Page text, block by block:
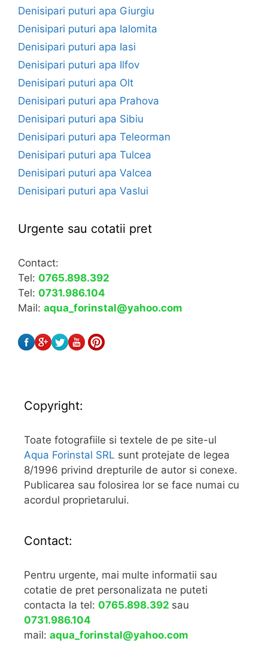
Denisipari puturi apa Giurgiu
Denisipari puturi apa Ialomita
Denisipari puturi apa Iasi
Denisipari puturi apa Ilfov
Denisipari puturi apa Olt
Denisipari puturi apa Prahova
Denisipari puturi apa Sibiu
Denisipari puturi apa Teleorman
Denisipari puturi apa Tulcea
Denisipari puturi apa Valcea
Denisipari puturi apa Vaslui
Urgente sau cotatii pret
Contact:
Tel: 0765.898.392
Tel: 0731.986.104
Mail: aqua_forinstal@yahoo.com
Copyright:
Toate fotografiile si textele de pe site-ul
Aqua Forinstal SRL sunt protejate de legea
8/1996 privind drepturile de autor si conexe.
Publicarea sau folosirea lor se face numai cu
acordul proprietarului.
Contact:
Pentru urgente, mai multe informatii sau
cotatie de pret personalizata ne puteti
contacta la tel: 0765.898.392 sau
0731.986.104
mail: aqua_forinstal@yahoo.com